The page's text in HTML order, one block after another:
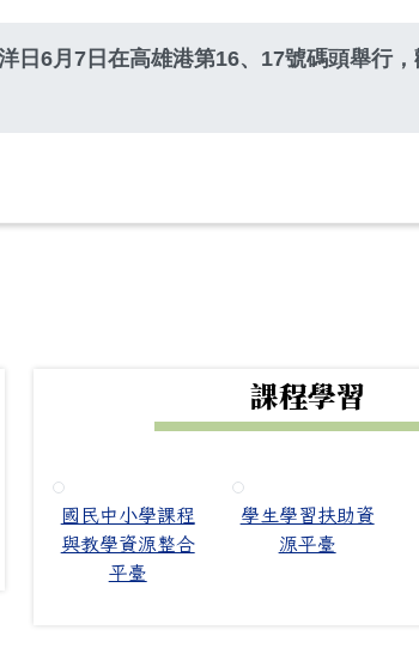
日6月7日在高雄港第16、17號碼頭舉行
課程學習
國民中小學課程
與教學資源整合
平臺
學生學習扶助資
源平臺